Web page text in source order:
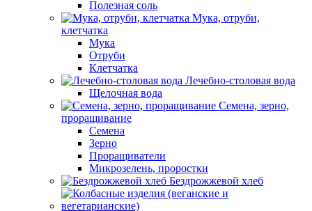
Полезная соль
Мука, отруби,
клетчатка
Мука
Отруби
Клетчатка
Лечебно-столовая вода
Щелочная вода
Семена, зерно,
проращивание
Семена
Зерно
Проращиватели
Микрозелень, проростки
Бездрожжевой хлеб